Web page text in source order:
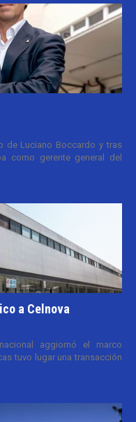
de Luciano Boccardo y tras
como gerente general del
a Celnova
aggiornó el marco
tuvo lugar una transacción